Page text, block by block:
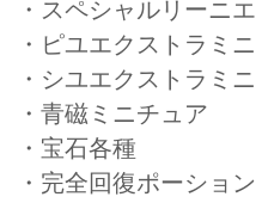
・スペシャルリーニ
・ピユエクストラミ
・シユエクストラミ
・青磁ミニチュア
・宝石各種
・完全回復ポーショ